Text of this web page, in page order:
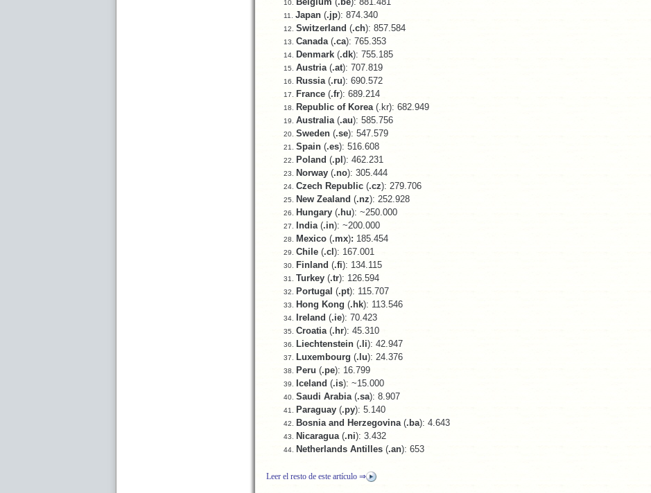
Japan (.jp): 874.340
Switzerland (.ch): 857.584
Canada(.ca): 765.353
Denmark (.dk): 755.185
Austria(.at): 707.819
Russia(.ru): 690.572
France (.fr): 689.214
Republic of Korea(.kr): 682.949
Australia(.au): 585.756
Sweden (.se): 547.579
Spain (.es): 516.608
Poland (.pl ): 462.231
Norway (.no): 305.444
Czech Republic (.cz): 279.706
New Zealand (.nz): 252.928
Hungary (.hu): ~250.000
India(.in): ~200.000
Mexico (.mx): 185.454
Chile (.cl ): 167.001
Finland (.fi): 134.115
Turkey (.tr): 126.594
Portugal (.pt): 115.707
Hong Kong (.hk): 113.546
Ireland (.ie): 70.423
Croatia(.hr): 45.310
Liechtenstein (.li): 42.947
Luxembourg (.lu): 24.376
Peru (.pe): 16.799
Iceland (.is): ~15.000
Saudi Arabia(.sa): 8.907
Paraguay (.py): 5.140
Bosnia and Herzegovina(.ba): 4.643
Nicaragua(.ni): 3.432
Netherlands Antilles (.an): 653
Leer el resto de este artículo ⇒